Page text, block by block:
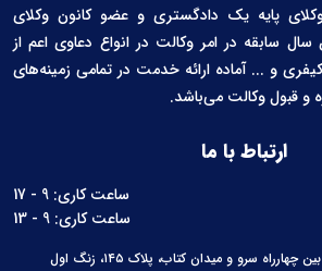
پایه یک دادگستری و عضو کانون وکلای
سابقه در امر وکالت در انواع دعاوی اعم از
و ... آماده ارائه خدمت در تمامی زمینه‌های
و قبول وکالت می‌باشد.
ارتباط با ما
ساعت کاری: 9 - 17
ساعت کاری: 9 - 13
سرو و میدان کتاب، پلاک ۱۴۵، زنگ اول